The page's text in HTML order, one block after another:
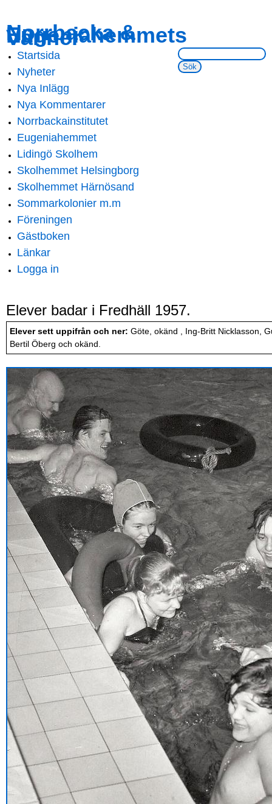
main
content
navigation
Norrbacka &
Eugeniahemmets
Vänner
Sök på webbsidan:
Main menu
Startsida
Nyheter
Nya Inlägg
Nya Kommentarer
Norrbackainstitutet
Eugeniahemmet
Lidingö Skolhem
Skolhemmet Helsingborg
Skolhemmet Härnösand
Sommarkolonier m.m
Föreningen
Gästboken
Länkar
Logga in
Elever badar i Fredhäll 1957.
Elever sett uppifrån och ner: Göte, okänd , Ing-Britt Nicklasson,
Bertil Öberg och okänd.